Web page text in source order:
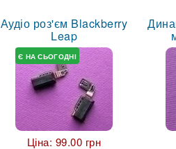
Аудіо роз'єм Blackberry
Leap
Є НА СЬОГОДНІ
Ціна: 99.00 грн